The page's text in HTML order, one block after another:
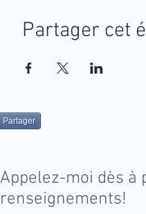
Partager cet
Appelez-moi dès à
renseignements!
Partager